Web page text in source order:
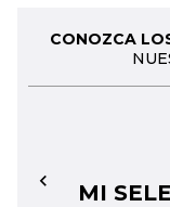
CONOZCA
MI
←